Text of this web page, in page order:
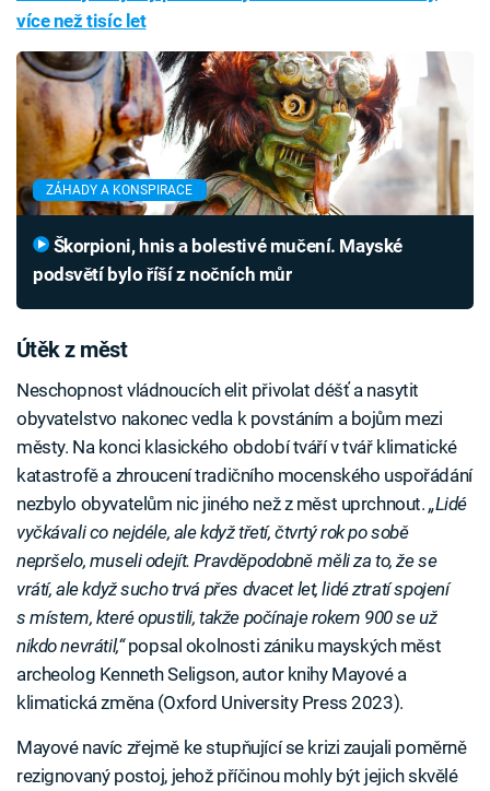
více než tisíc let
ZÁHADY A KONSPIRACE
podsvětí bylo říší z nočních můr
Útěk z měst
Neschopnost vládnoucích elit přivolat déšť a nasytit
obyvatelstvo nakonec vedla k povstáním a bojům mezi
městy. Na konci klasického období tváří v tvář klimatické
katastrofě a zhroucení tradičního mocenského uspořádání
nezbylo obyvatelům nic jiného než z měst uprchnout.„Lidé
vyčkávali co nejdéle, ale když třetí, čtvrtý rok po sobě
nepršelo, museli odejít. Pravděpodobně měli za to, že se
vrátí, ale když sucho trvá přes dvacet let, lidé ztratí spojení
s místem, které opustili, takže počínaje rokem 900 se už
nikdo nevrátil,“popsal okolnosti zániku mayských měst
archeolog Kenneth Seligson, autor knihy Mayové a
klimatická změna (Oxford University Press 2023).
Mayové navíc zřejmě ke stupňující se krizi zaujali poměrně
rezignovaný postoj, jehož příčinou mohly být jejich skvělé